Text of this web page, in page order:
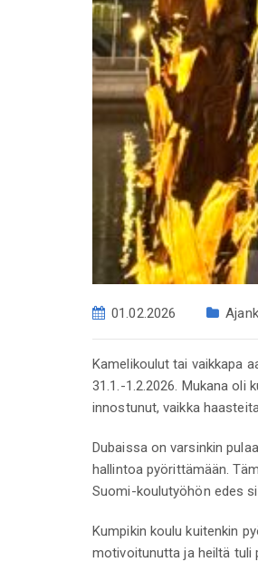
01.02.2026
Kamelikoulut tai vaikkapa
31.1.-1.2.2026. Mukana oli
innostunut, vaikka
Dubaissa on varsinkin
hallintoa pyörittämään.
Suomi-koulutyöhön edes
Kumpikin koulu kuitenkin
motivoitunutta ja heiltä tuli